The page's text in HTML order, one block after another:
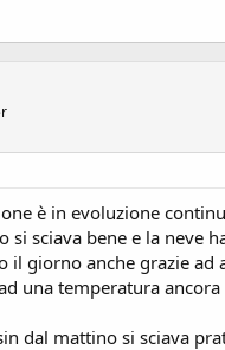
è in evoluzione
si sciava bene e la neve
il giorno anche grazie ad
una temperatura ancora
dal mattino si sciava